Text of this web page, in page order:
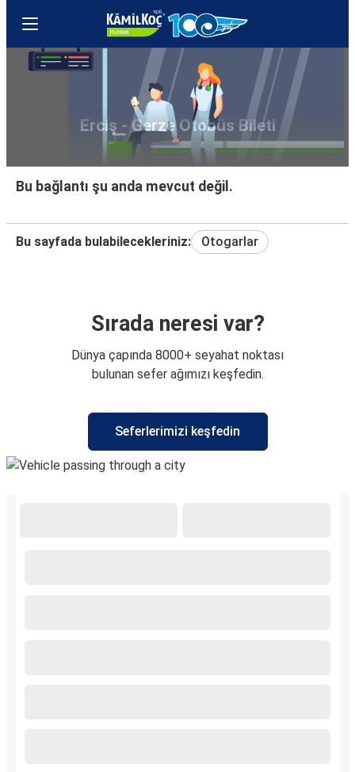
Erciş - Gerze Otobüs Bileti
Bu bağlantı şu anda mevcut değil.
Bu sayfada bulabilecekleriniz: Otogarlar
Sırada neresi var?
Dünya çapında 8000+ seyahat noktası
bulunan sefer ağımızı keşfedin.
Seferlerimizi keşfedin